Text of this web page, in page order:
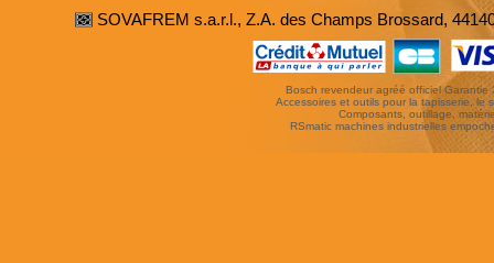
SOVAFREM s.a.r.l., Z.A. des Champs Brossard,
Bosch revendeur agréé officiel Garantie
Accessoires et outils pour la tapisserie, le
Composants, outillage,
RSmatic machines industrielles